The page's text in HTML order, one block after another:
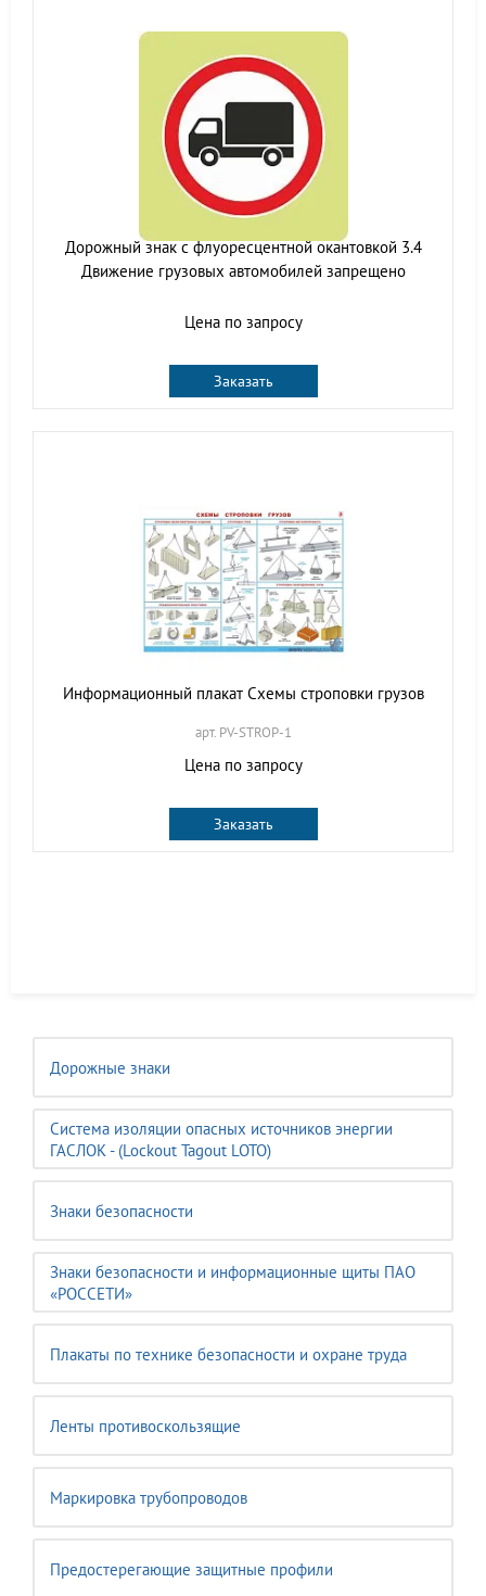
Дорожные знаки
Система изоляции опасных источников энергии
ГАСЛОК - (Lockout Tagout LOTO)
Знаки безопасности
Знаки безопасности и информационные щиты ПАО
«РОССЕТИ»
Плакаты по технике безопасности и охране труда
Ленты противоскользящие
Маркировка трубопроводов
Предостерегающие защитные профили
Дорожный знак с флуоресцентной окантовкой 3.4
Движение грузовых автомобилей запрещено
Цена по запросу
Заказать
Информационный плакат Схемы строповки грузов
арт. PV-STROP-1
Цена по запросу
Заказать